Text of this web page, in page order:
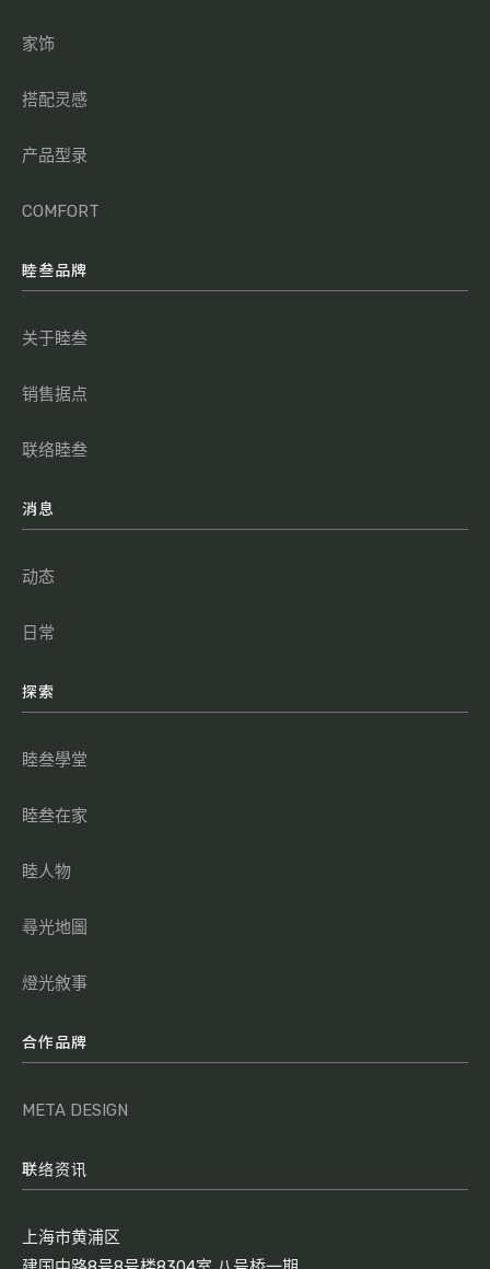
家饰
搭配灵感
产品型录
COMFORT
睦叁品牌
关于睦叁
销售据点
联络睦叁
消息
动态
日常
探索
睦叁學堂
睦叁在家
睦人物
尋光地圖
燈光敘事
合作品牌
META DESIGN
联络资讯
上海市黄浦区